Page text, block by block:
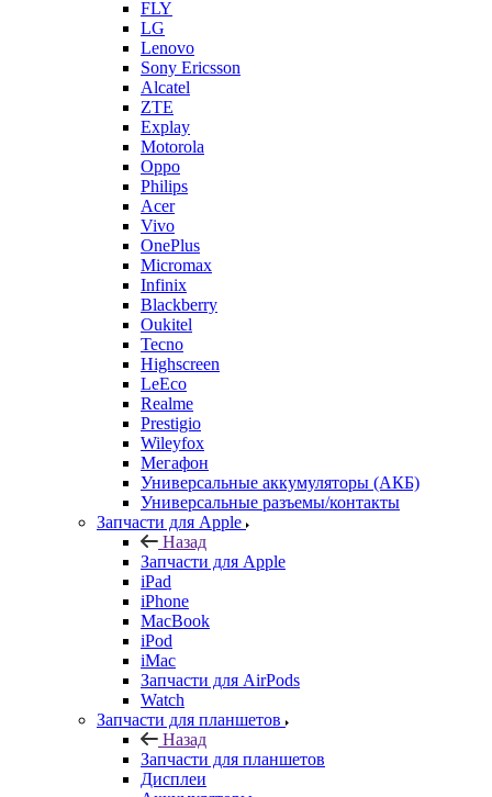
FLY
LG
Lenovo
Sony Ericsson
Alcatel
ZTE
Explay
Motorola
Oppo
Philips
Acer
Vivo
OnePlus
Micromax
Infinix
Blackberry
Oukitel
Tecno
Highscreen
LeEco
Realme
Prestigio
Wileyfox
Мегафон
Универсальные аккумуляторы (АКБ)
Универсальные разъемы/контакты
Запчасти для Apple
Назад
Запчасти для Apple
iPad
iPhone
MacBook
iPod
iMac
Запчасти для AirPods
Watch
Запчасти для планшетов
Назад
Запчасти для планшетов
Дисплеи